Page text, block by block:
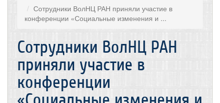
Сотрудники ВолНЦ РАН приняли участие в
конференции «Социальные изменения и ...
Сотрудники ВолНЦ РАН
приняли участие в
конференции